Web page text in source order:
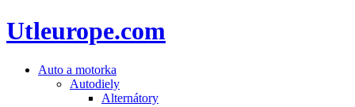
Utleurope.com
Auto a motorka
Autodiely
Alternátory